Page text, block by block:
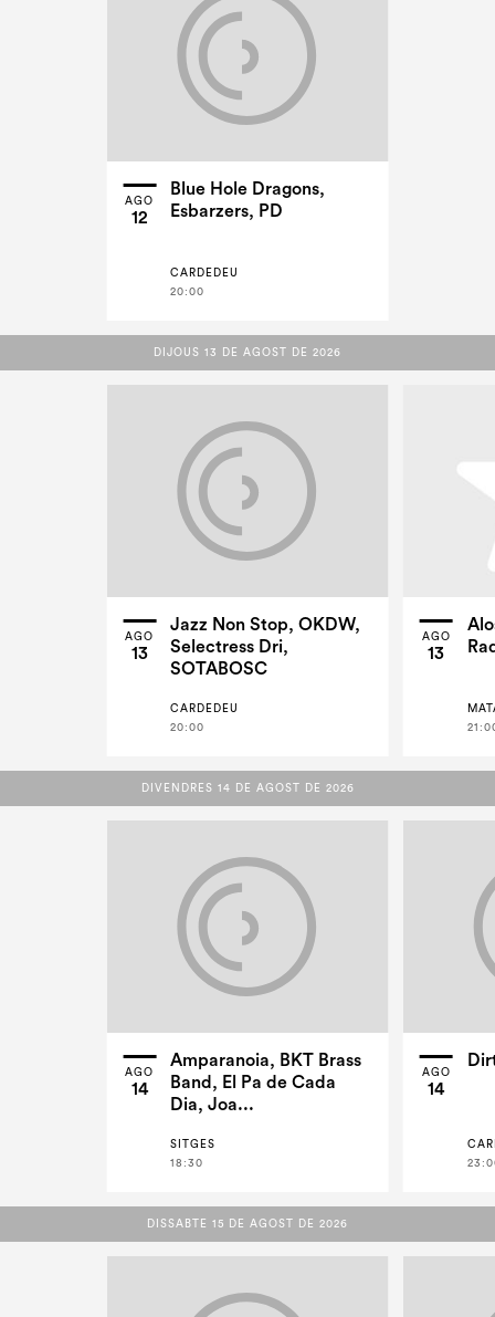
AGO
12
Blue Hole Dragons,
Esbarzers, PD
CARDEDEU
20:00
DIJOUS 13 DE AGOST DE 2026
DIJOUS 13 DE AGOST DE 2026
AGO
13
Jazz Non Stop, OKDW,
Selectress Dri,
SOTABOSC
CARDEDEU
20:00
AGO
13
DIVENDRES 14 DE AGOST DE 2026
DIVENDRES 14 DE AGOST DE 2026
AGO
14
Amparanoia, BKT Brass
Band, El Pa de Cada
Dia, Joa...
SITGES
18:30
AGO
14
DISSABTE 15 DE AGOST DE 2026
DISSABTE 15 DE AGOST DE 2026